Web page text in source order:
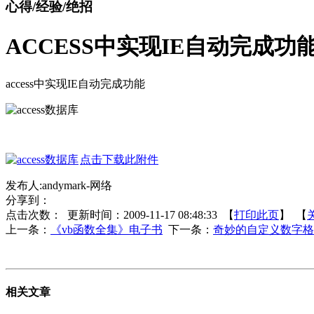
心得/经验/绝招
ACCESS中实现IE自动完成功
access中实现IE自动完成功能
点击下载此附件
发布人:andymark-网络
分享到：
点击次数：
更新时间：2009-11-17 08:48:33 【打印此页】 【
上一条：
《vb函数全集》电子书 下一条： 奇妙的自定义数字
相关文章